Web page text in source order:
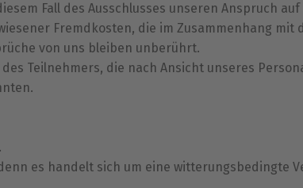
Fall des Ausschlusses unseren Anspruch
Fremdkosten, die im Zusammenhang mit
von uns bleiben unberührt.
Teilnehmers, die nach Ansicht unseres
es handelt sich um eine witterungsbedingte